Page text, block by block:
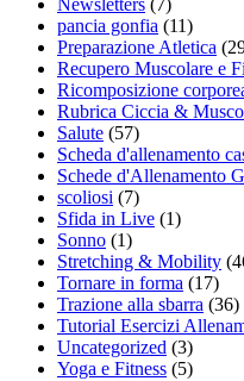
Newsletters (7)
pancia gonfia (11)
Preparazione Atletica
Recupero Muscolare e
Ricomposizione
Rubrica Ciccia &
Salute (57)
Scheda d'allenamento
Schede d'Allenamento
scoliosi (7)
Sfida in Live (1)
Sonno (1)
Stretching & Mobility
Tornare in forma (17)
Trazione alla sbarra (36)
Tutorial Esercizi
Uncategorized (3)
Yoga e Fitness (5)